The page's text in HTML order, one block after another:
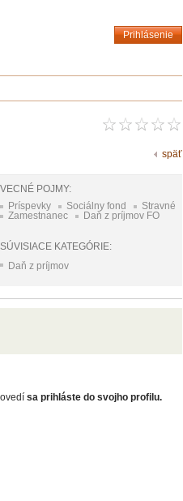
Prihlásenie
späť
VECNÉ POJMY:
Príspevky
Sociálny fond
Stravné
Zamestnanec
Daň z príjmov FO
SÚVISIACE KATEGÓRIE:
Daň z príjmov
sa prihláste do svojho profilu.